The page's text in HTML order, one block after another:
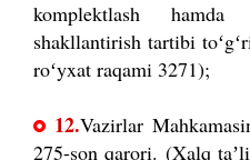
komplektlash hamda
shakllantirish tartibi
roʻyxat raqami 3271);
12.Vazirlar
275-son qarori. (Xalq